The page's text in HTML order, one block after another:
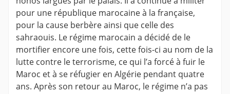
pour une république marocaine à la française,
pour la cause berbère ainsi que celle des
sahraouis. Le régime marocain a décidé de le
mortifier encore une fois, cette fois-ci au nom de la
lutte contre le terrorisme, ce qui l’a forcé à fuir le
Maroc et à se réfugier en Algérie pendant quatre
ans. Après son retour au Maroc, le régime n’a pas